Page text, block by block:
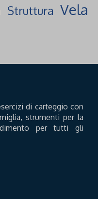
Struttura Vela
di carteggio con
strumenti per la
per tutti gli